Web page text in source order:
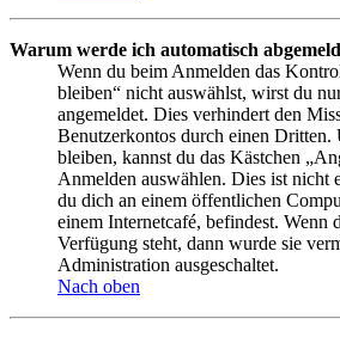
Warum werde ich automatisch
Wenn du beim Anmelden das
bleiben“ nicht auswählst, wirst du
angemeldet. Dies verhindert den
Benutzerkontos durch einen Dritten.
bleiben, kannst du das Kästchen
Anmelden auswählen. Dies ist nicht
du dich an einem öffentlichen
einem Internetcafé, befindest. Wenn
Verfügung steht, dann wurde sie
Administration ausgeschaltet.
Nach oben